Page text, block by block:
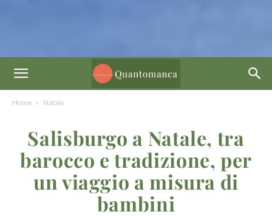
Home Natale
Salisburgo a Natale, tra
barocco e tradizione, per
un viaggio a misura di
bambini